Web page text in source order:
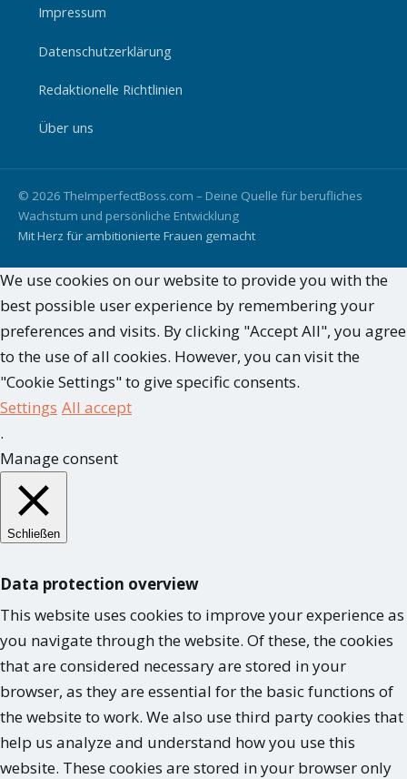
Impressum
Datenschutzerklärung
Redaktionelle Richtlinien
Über uns
© 2026 TheImperfectBoss.com – Deine Quelle für berufliches
Wachstum und persönliche Entwicklung
Mit Herz für ambitionierte Frauen gemacht
We use cookies on our website to provide you with the
best possible user experience by remembering your
preferences and visits. By clicking "Accept All", you agree
to the use of all cookies. However, you can visit the
"Cookie Settings" to give specific consents.
Settings All accept
.
Manage consent
Schließen
Data protection overview
This website uses cookies to improve your experience as
you navigate through the website. Of these, the cookies
that are considered necessary are stored in your
browser, as they are essential for the basic functions of
the website to work. We also use third party cookies that
help us analyze and understand how you use this
website. These cookies are stored in your browser only